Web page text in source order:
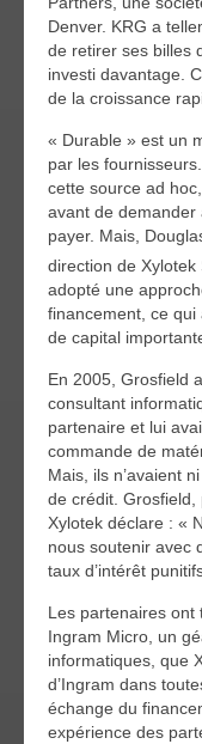
Denver. KRG a
de retirer ses billes
investi davantage.
de la croissance
« Durable » est un
par les
cette source ad
avant de
payer. Mais,
direction de Xylotek
adopté une
financement, ce
de capital
En 2005, Grosfield
consultant
partenaire et lui
commande de
Mais, ils n’avaient
de crédit.
Xylotek déclare : «
nous soutenir avec
taux d’intérêt
Les partenaires ont
Ingram Micro, un
informatiques, que
d’Ingram dans
échange du
expérience des